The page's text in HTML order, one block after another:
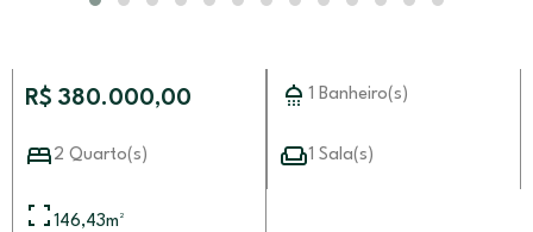
R$ 380.000,00 1 Banheiro(s)
2 Quarto(s) 1 Sala(s)
146,43m²